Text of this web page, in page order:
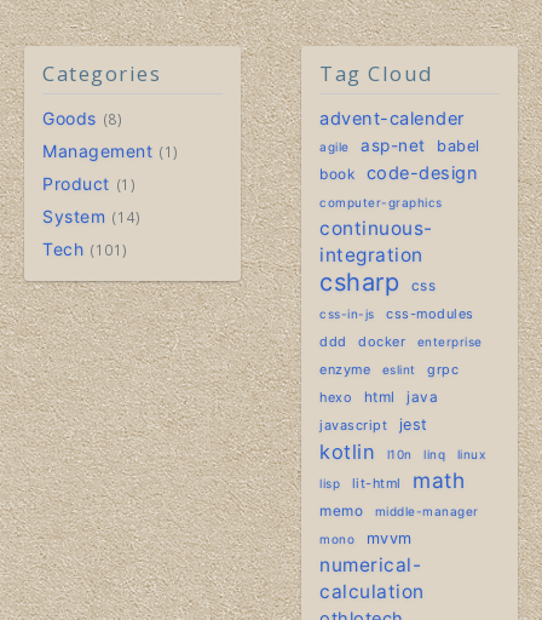
Categories
Goods 8
Management 1
Product 1
System 14
Tech 101
Tag Cloud
advent-calender
agile asp-net babel
book code-design
computer-graphics
continuous-
integration
csharp css
css-in-js
css-modules
ddd
docker enterprise
enzyme eslint
grpc
hexo
html
java
javascript
jest
kotlin l10n linq
linux
lisp
lit-html math
memo
middle-manager
mono
mvvm
numerical-
calculation